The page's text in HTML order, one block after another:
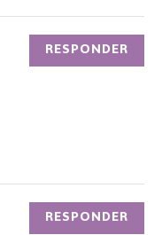
RESPONDER
RESPONDER